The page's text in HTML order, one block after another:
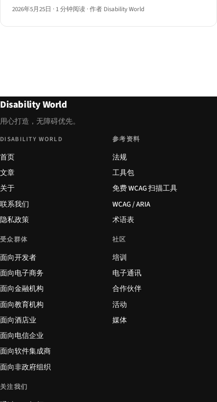
2026年5月25日 · 1 分钟阅读 ·作者 Disability World
Disability World
用心打造，无障碍优先。
DISABILITY WORLD
首页
文章
关于
联系我们
隐私政策
参考资料
法规
工具包
免费 WCAG 扫描工具
WCAG / ARIA
术语表
受众群体
面向开发者
面向电子商务
面向金融机构
面向教育机构
面向酒店业
面向电信企业
面向软件集成商
面向非政府组织
社区
培训
电子通讯
合作伙伴
活动
媒体
关注我们